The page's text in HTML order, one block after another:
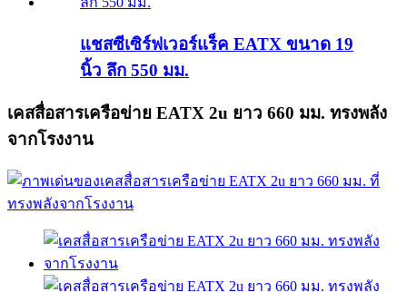
แชสซีเซิร์ฟเวอร์แร็ค EATX ขนาด 19
นิ้ว ลึก 550 มม.
เคสสื่อสารเครือข่าย EATX 2u ยาว 660 มม. ทรงพลัง
จากโรงงาน